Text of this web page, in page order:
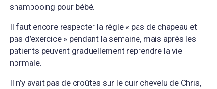
shampooing pour bébé.
Il faut encore respecter la règle « pas de chapeau et
pas d’exercice » pendant la semaine, mais après les
patients peuvent graduellement reprendre la vie
normale.
Il n’y avait pas de croûtes sur le cuir chevelu de Chris,